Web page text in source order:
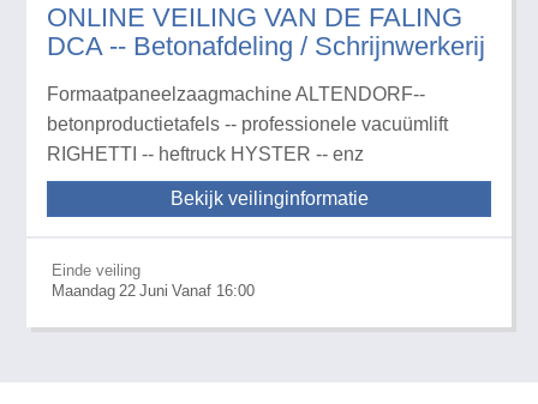
ONLINE VEILING VAN DE FALING
DCA -- Betonafdeling / Schrijnwerkerij
Formaatpaneelzaagmachine ALTENDORF--
betonproductietafels -- professionele vacuümlift
RIGHETTI -- heftruck HYSTER -- enz
Bekijk veilinginformatie
Einde veiling
Maandag 22 Juni Vanaf 16:00